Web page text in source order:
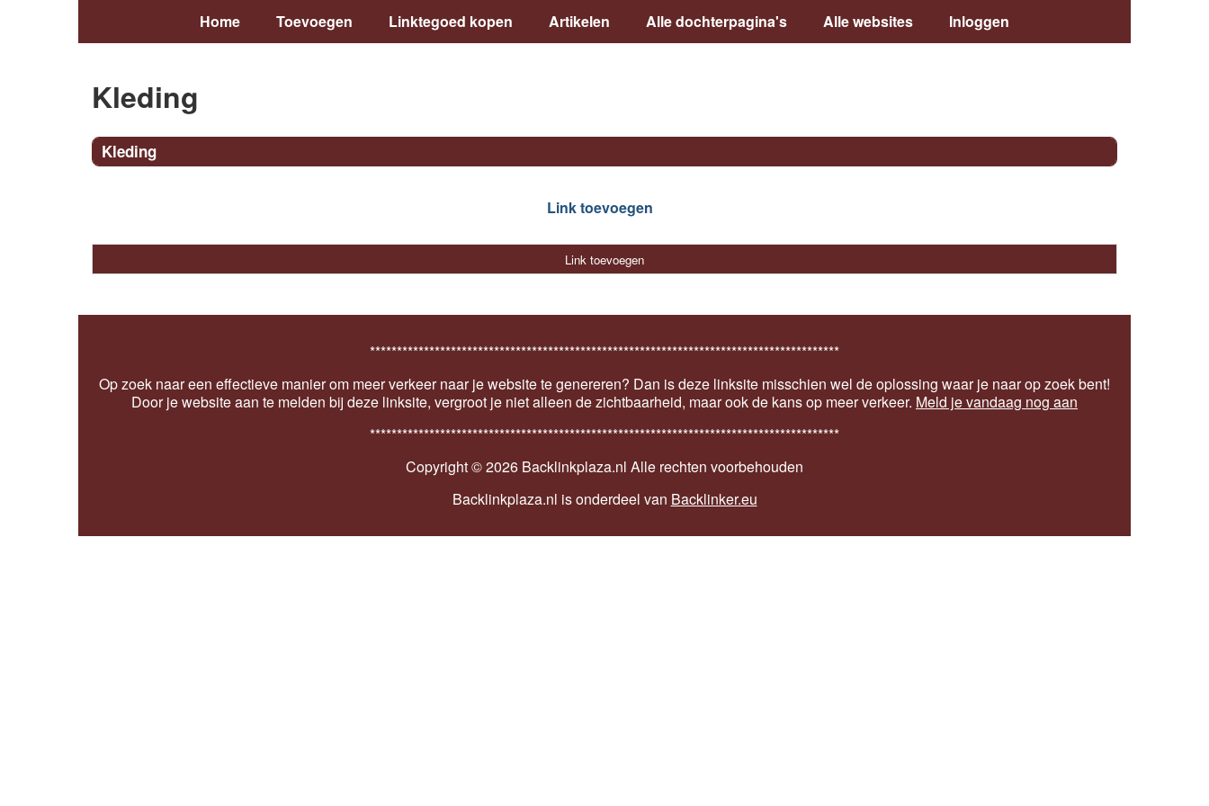
Home Toevoegen Linktegoed kopen Artikelen Alle dochterpagina's Alle websites Inloggen
Kleding
Kleding
Link toevoegen
Link toevoegen
***************************************************************************************
Op zoek naar een effectieve manier om meer verkeer naar je website te genereren? Dan is deze linksite misschien wel de oplossing waar je naar op zoek bent!
Door je website aan te melden bij deze linksite, vergroot je niet alleen de zichtbaarheid, maar ook de kans op meer verkeer. Meld je vandaag nog aan
***************************************************************************************
Copyright ©2026 Backlinkplaza.nl Alle rechten voorbehouden
Backlinkplaza.nl is onderdeel van Backlinker.eu